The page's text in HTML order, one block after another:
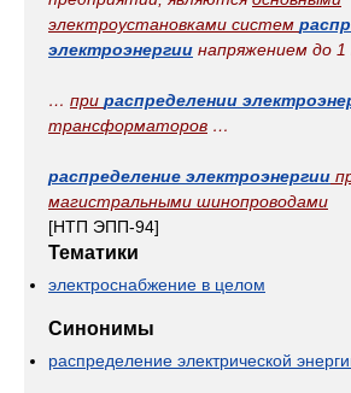
электроустановками систем
электроэнергии напряжением до 1
… при распределении
трансформаторов …
распределение электроэнергии
магистральными шинопроводами
[НТП ЭПП-94]
Тематики
электроснабжение в целом
Синонимы
распределение электрической